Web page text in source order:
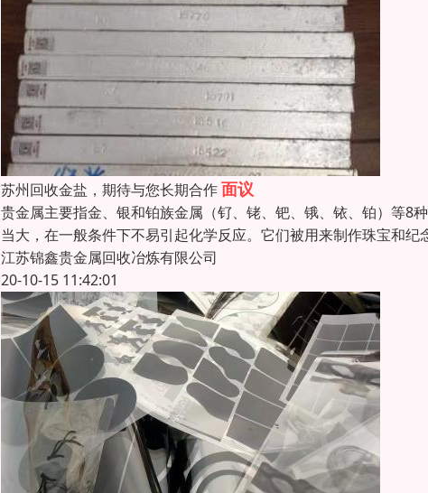
苏州回收金盐，期待与您长期合作面议
贵金属主要指金、银和铂族金属（钌、铑、钯、锇、铱、铂）等8
当大，在一般条件下不易引起化学反应。它们被用来制作珠宝和
江苏锦鑫贵金属回收冶炼有限公司
20-10-15 11:42:01